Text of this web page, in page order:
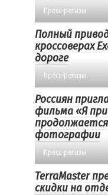
Пресс-релизы
Полный
кроссоверах
дороге
Пресс-релизы
Россиян
фильма «Я
фотографии
Пресс-релизы
TerraMaster
скидки на